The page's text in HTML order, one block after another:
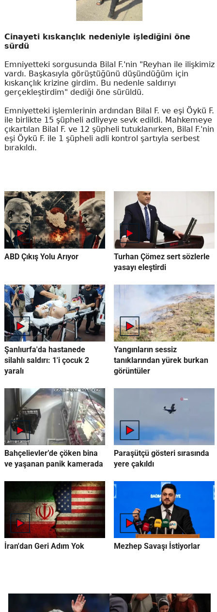
Cinayeti kıskançlık nedeniyle işlediğini öne
sürdü
Emniyetteki sorgusunda Bilal F.'nin "Reyhan ile ilişkimiz
vardı. Başkasıyla görüştüğünü düşündüğüm için
kıskançlık krizine girdim. Bu nedenle saldırıyı
gerçekleştirdim" dediği öne sürüldü.
Emniyetteki işlemlerinin ardından Bilal F. ve eşi Öykü F.
ile birlikte 15 şüpheli adliyeye sevk edildi. Mahkemeye
çıkartılan Bilal F. ve 12 şüpheli tutuklanırken, Bilal F.'nin
eşi Öykü F. ile 1 şüpheli adli kontrol şartıyla serbest
bırakıldı.
ABD Çıkış Yolu Arıyor
Turhan Çömez sert sözlerle
yasayı eleştirdi
Şanlıurfa'da hastanede
silahlı saldırı: 1'i çocuk 2
yaralı
Yangınların sessiz
tanıklarından yürek burkan
görüntüler
Bahçelievler’de çöken bina
ve yaşanan panik kamerada
Paraşütçü gösteri sırasında
yere çakıldı
İran'dan Geri Adım Yok Mezhep Savaşı İstiyorlar